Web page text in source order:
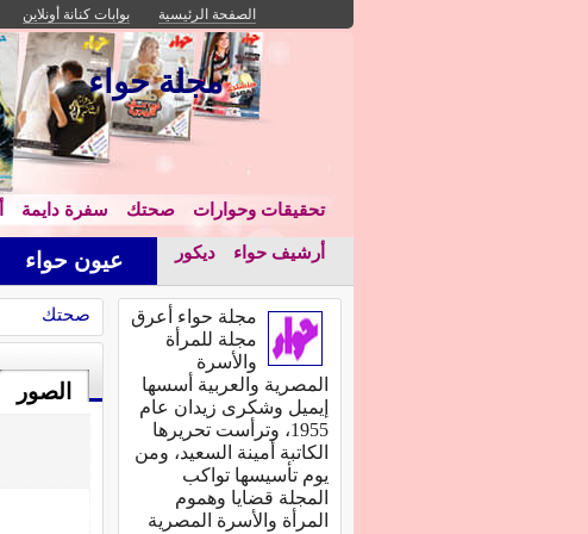
الصفحة الرئيسية بوابات كنانة أونلاين
مجلة حواء
تحقيقات وحوارات صحتك سفرة دايمة
أرشيف حواء ديكور عيون حواء
صحتك
الصور
مجلة حواء أعرق
مجلة للمرأة
والأسرة
المصرية والعربية أسسها
إيميل وشكرى زيدان عام
1955، وترأست تحريرها
الكاتبة أمينة السعيد، ومن
يوم تأسيسها تواكب
المجلة قضايا وهموم
المرأة والأسرة المصرية